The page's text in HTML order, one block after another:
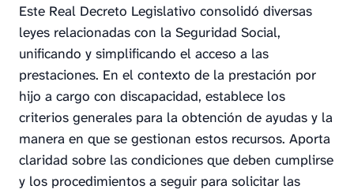
Este Real Decreto Legislativo consolidó diversas
leyes relacionadas con la Seguridad Social,
unificando y simplificando el acceso a las
prestaciones. En el contexto de la prestación por
hijo a cargo con discapacidad, establece los
criterios generales para la obtención de ayudas y la
manera en que se gestionan estos recursos. Aporta
claridad sobre las condiciones que deben cumplirse
y los procedimientos a seguir para solicitar las